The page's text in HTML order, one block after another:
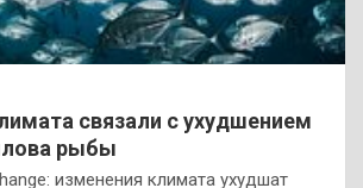
связали с ухудшением
рыбы
изменения климата ухудшат